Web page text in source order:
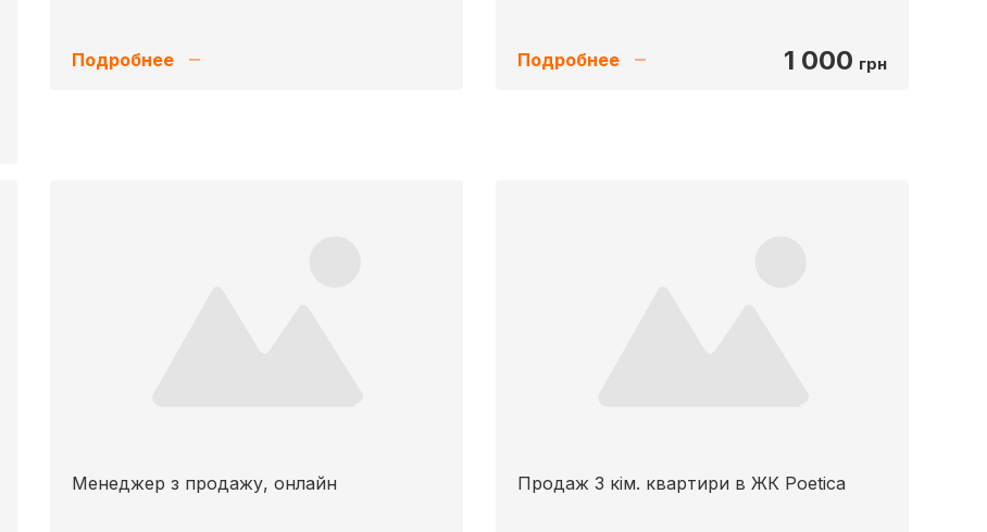
Подробнее Подробнее 1 000 грн
Менеджер з продажу, онлайн Продаж 3 кім. квартири в ЖК Poetica